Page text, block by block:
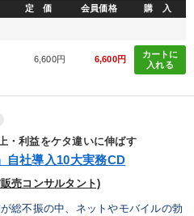
定 価 会員価格 購 入
6,600円 6,600円
カートに
入れる
・利益をケタ違いに伸ばす
自社導入10大実務CD
売コンサルタント)
総不振の中、ネットやモバイルの勃